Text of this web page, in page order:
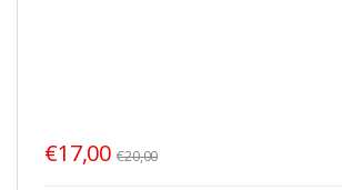
€17,00 €20,00